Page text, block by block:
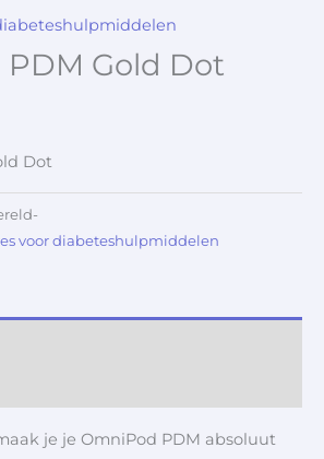
Gold Dot
Dot
voor diabeteshulpmiddelen
je je OmniPod PDM absoluut